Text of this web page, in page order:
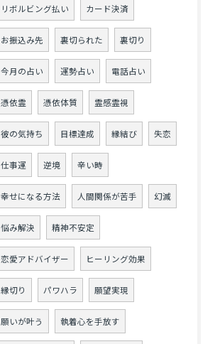
リボルビング払い カード決済
お振込み先 裏切られた 裏切り
今月の占い 運勢占い 電話占い
憑依霊 憑依体質 霊感霊視
彼の気持ち 目標達成 縁結び 失恋
仕事運 逆境 辛い時
幸せになる方法 人間関係が苦手 幻滅
悩み解決 精神不安定
恋愛アドバイザー ヒーリング効果
縁切り パワハラ 願望実現
願いが叶う 執着心を手放す